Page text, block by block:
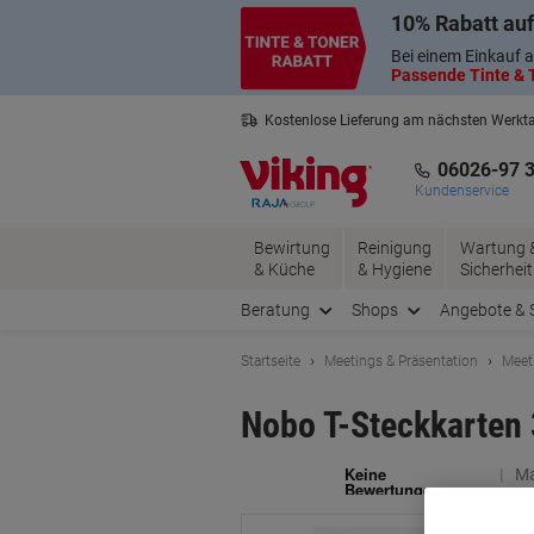
10% Rabatt
Bei einem Einkauf
Passende Tinte &
Kostenlose Lieferung am nächsten
06026-97
Kundenservice
Bewirtung
& Küche
Reinigung
& Hygiene
Wartung
Sicherheit
Beratung Shops Angebote &
Startseite Meetings & Präsentation
Nobo T-